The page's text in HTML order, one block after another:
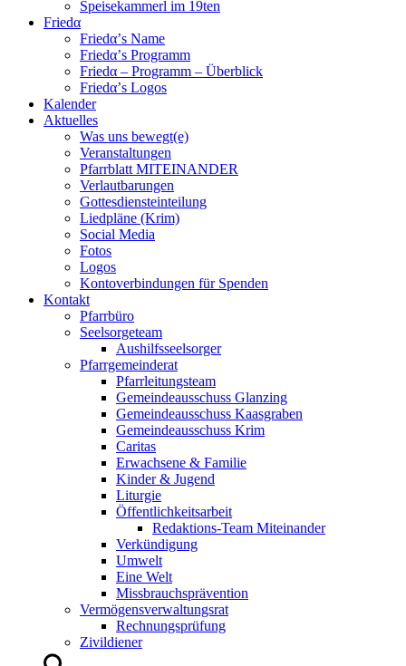
Speisekammerl im 19ten
Friedα
Friedα’s Name
Friedα’s Programm
Friedα – Programm – Überblick
Friedα’s Logos
Kalender
Aktuelles
Was uns bewegt(e)
Veranstaltungen
Pfarrblatt MITEINANDER
Verlautbarungen
Gottesdiensteinteilung
Liedpläne (Krim)
Social Media
Fotos
Logos
Kontoverbindungen für Spenden
Kontakt
Pfarrbüro
Seelsorgeteam
Aushilfsseelsorger
Pfarrgemeinderat
Pfarrleitungsteam
Gemeindeausschuss Glanzing
Gemeindeausschuss Kaasgraben
Gemeindeausschuss Krim
Caritas
Erwachsene & Familie
Kinder & Jugend
Liturgie
Öffentlichkeitsarbeit
Redaktions-Team Miteinander
Verkündigung
Umwelt
Eine Welt
Missbrauchsprävention
Vermögensverwaltungsrat
Rechnungsprüfung
Zivildiener